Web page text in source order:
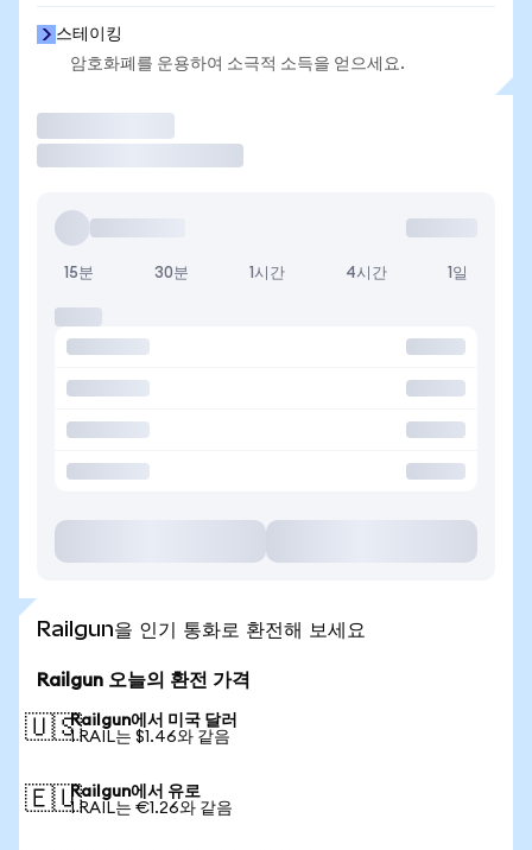
스테이킹
암호화폐를 운용하여 소극적 소득을 얻으세요.
15분 30분 1시간 4시간 1일
Railgun을 인기 통화로 환전해 보세요
Railgun 오늘의 환전 가격
🇺🇸Railgun에서 미국 달러
1 RAIL는 $1.46와 같음
🇪🇺Railgun에서 유로
1 RAIL는 €1.26와 같음